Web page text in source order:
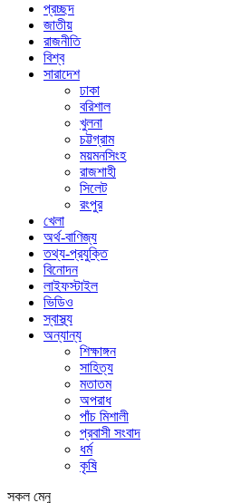
প্রচ্ছদ
জাতীয়
রাজনীতি
বিশ্ব
সারাদেশ
ঢাকা
বরিশাল
খুলনা
চট্টগ্রাম
ময়মনসিংহ
রাজশাহী
সিলেট
রংপুর
খেলা
অর্থ-বাণিজ্য
তথ্য-প্রযুক্তি
বিনোদন
লাইফস্টাইল
ভিডিও
স্বাস্থ্য
অন্যান্য
শিক্ষাঙ্গন
সাহিত্য
মতাতম
অপরাধ
পাঁচ মিশালী
প্রবাসী সংবাদ
ধর্ম
কৃষি
সকল মেনু